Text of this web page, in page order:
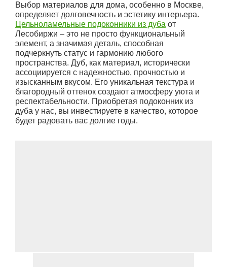
Выбор материалов для дома, особенно в Москве,
определяет долговечность и эстетику интерьера.
Цельноламельные подоконники из дуба от
Лесобиржи – это не просто функциональный
элемент, а значимая деталь, способная
подчеркнуть статус и гармонию любого
пространства. Дуб, как материал, исторически
ассоциируется с надежностью, прочностью и
изысканным вкусом. Его уникальная текстура и
благородный оттенок создают атмосферу уюта и
респектабельности. Приобретая подоконник из
дуба у нас, вы инвестируете в качество, которое
будет радовать вас долгие годы.